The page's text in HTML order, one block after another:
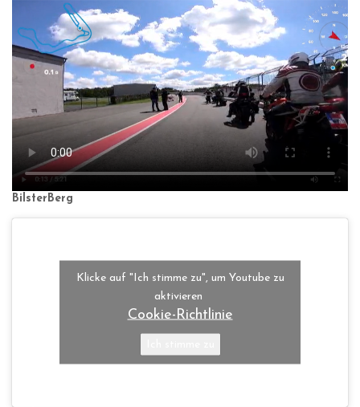
BilsterBerg
Klicke auf "Ich stimme zu", um Youtube zu
aktivieren
Cookie-Richtlinie